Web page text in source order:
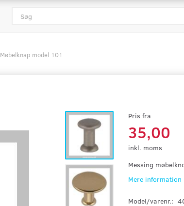
Møbelknap model 101
Pris fra
35,00
inkl. moms
Messing
Mere information
Model/varenr.: